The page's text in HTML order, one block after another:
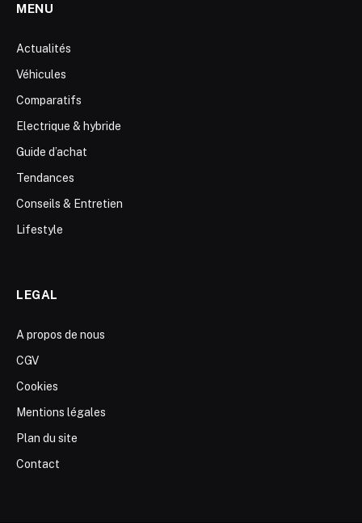
MENU
Actualités
Véhicules
Comparatifs
Electrique & hybride
Guide d’achat
Tendances
Conseils & Entretien
Lifestyle
LEGAL
A propos de nous
CGV
Cookies
Mentions légales
Plan du site
Contact